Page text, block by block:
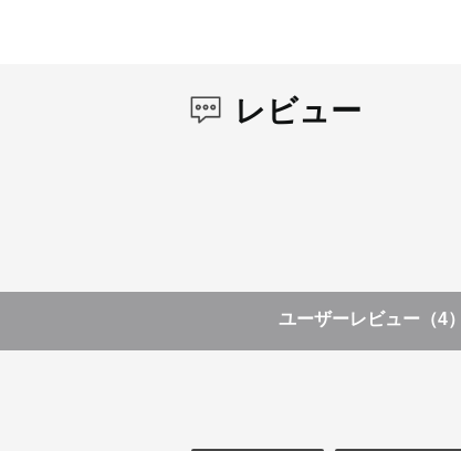
レビュー
ユーザーレビュー （4）